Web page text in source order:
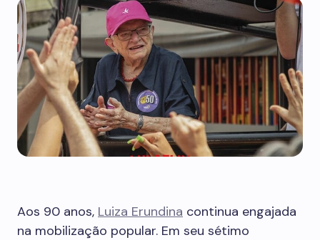
Aos 90 anos, Luiza ­Erundina continua engajada
na mobilização popular. Em seu sétimo